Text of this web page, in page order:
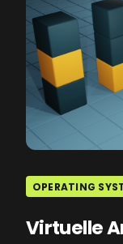
OPERATING
Virtuelle